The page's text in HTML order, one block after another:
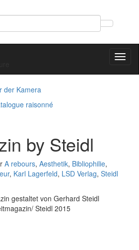
der Kamera
raisonné
by Steidl
A rebours, Aesthetik, Bibliophilie,
, Karl Lagerfeld, LSD Verlag, Steidl
gestaltet von Gerhard Steidl
Steidl 2015